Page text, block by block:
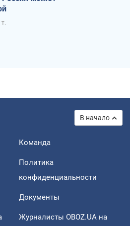
В начало
Команда
Политика
конфиденциальности
Документы
Журналисты OBOZ.UA на